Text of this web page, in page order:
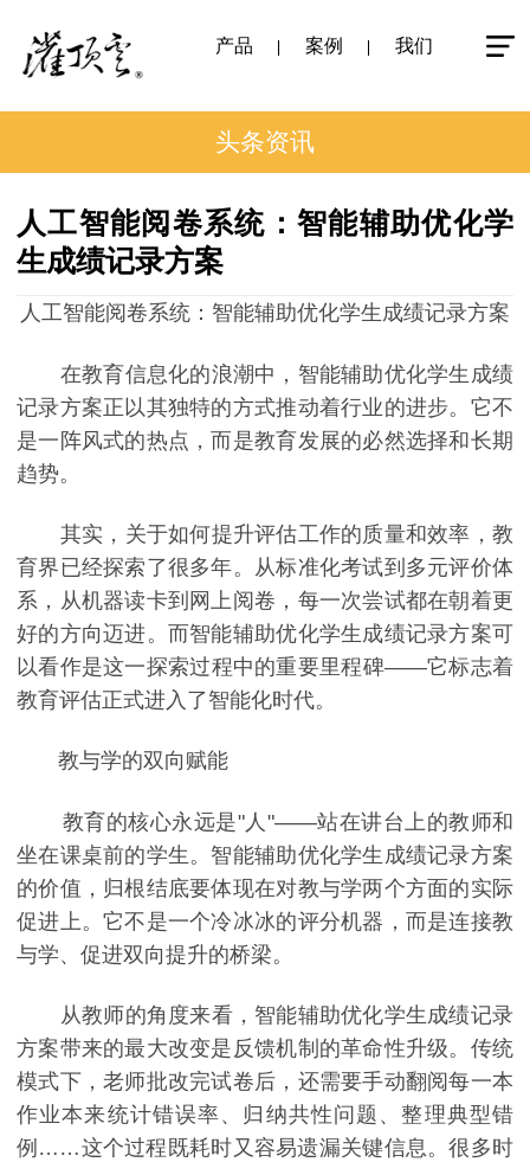
产品 案例 我们
头条资讯
人工智能阅卷系统：智能辅助优化学
生成绩记录方案
人工智能阅卷系统：智能辅助优化学生成绩记录方案
在教育信息化的浪潮中，智能辅助优化学生成绩
记录方案正以其独特的方式推动着行业的进步。它不
是一阵风式的热点，而是教育发展的必然选择和长期
趋势。
其实，关于如何提升评估工作的质量和效率，教
育界已经探索了很多年。从标准化考试到多元评价体
系，从机器读卡到网上阅卷，每一次尝试都在朝着更
好的方向迈进。而智能辅助优化学生成绩记录方案可
以看作是这一探索过程中的重要里程碑——它标志着
教育评估正式进入了智能化时代。
教与学的双向赋能
教育的核心永远是"人"——站在讲台上的教师和
坐在课桌前的学生。智能辅助优化学生成绩记录方案
的价值，归根结底要体现在对教与学两个方面的实际
促进上。它不是一个冷冰冰的评分机器，而是连接教
与学、促进双向提升的桥梁。
从教师的角度来看，智能辅助优化学生成绩记录
方案带来的最大改变是反馈机制的革命性升级。传统
模式下，老师批改完试卷后，还需要手动翻阅每一本
作业本来统计错误率、归纳共性问题、整理典型错
例……这个过程既耗时又容易遗漏关键信息。很多时